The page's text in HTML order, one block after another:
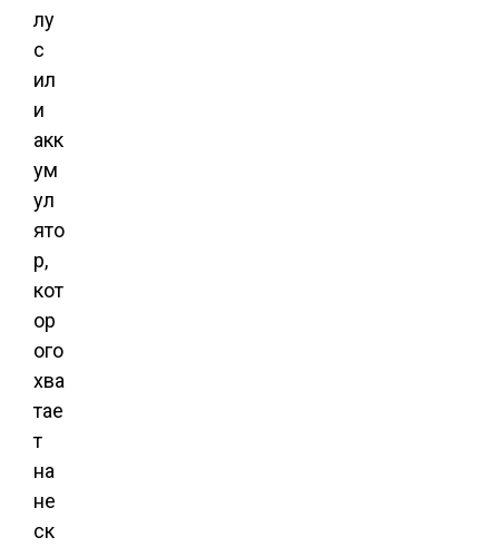
лу
с
ил
и
акк
ум
ул
ято
р,
кот
ор
ого
хва
тае
т
на
не
ск